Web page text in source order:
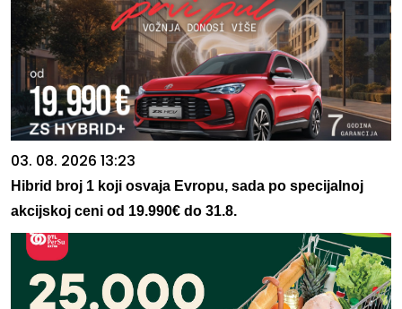
03. 08. 2026 13:23
Hibrid broj 1 koji osvaja Evropu, sada po specijalnoj
akcijskoj ceni od 19.990€ do 31.8.